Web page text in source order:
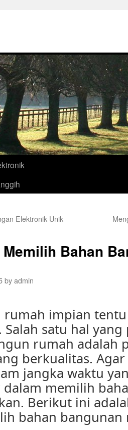
Elektronik Unik
Bahan
byadmin
rumah impian
Salah satu hal
rumah adalah
berkualitas.
jangka waktu
memilih
Berikut ini
bahan